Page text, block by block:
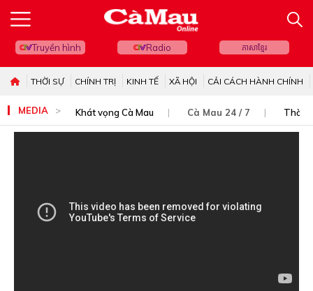
Truyền hình Radio ភាសាខ្មែរ
THỜI SỰ CHÍNH TRỊ KINH TẾ XÃ HỘI CẢI CÁCH HÀNH CHÍNH
MEDIA Khát vọng Cà Mau Cà Mau 24 / 7 Thời